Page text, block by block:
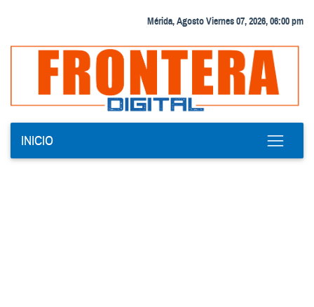
Mérida, Agosto Viernes 07, 2026, 06:00 pm
INICIO